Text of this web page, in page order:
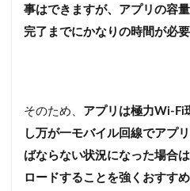
事はできますが、アプリの容
完了までにかなりの時間が必
そのため、 アプリは極力Wi-Fi
し万が一モバイル回線でアプ
ばならない状況になった場合
ロードすることを強くおすすめ